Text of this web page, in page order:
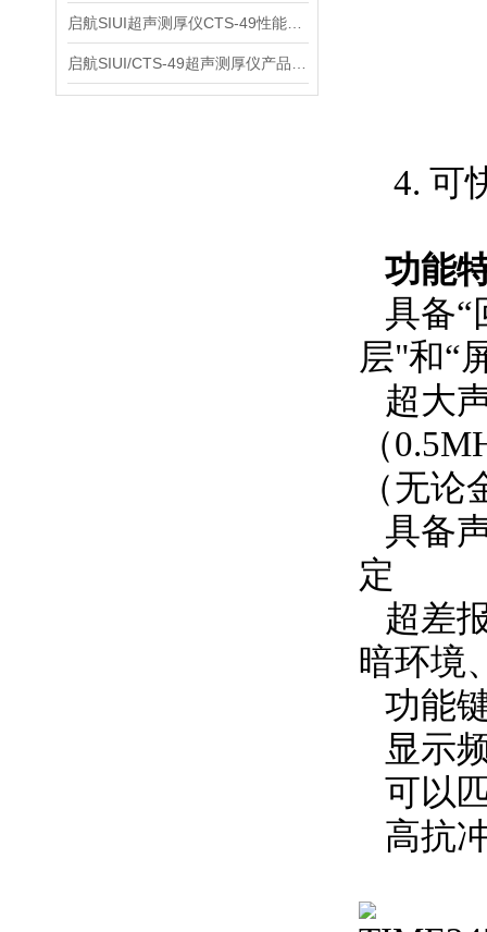
4. 可
功能
具备“
层"和“
超大
（
（无
具备
定
超差
暗环境
功能
显示
可以
高抗